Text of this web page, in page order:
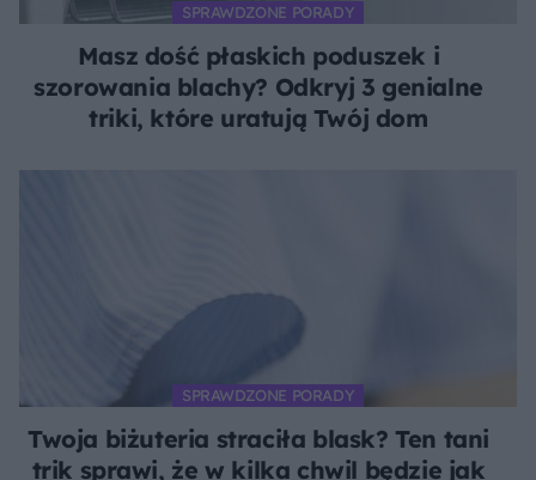
SPRAWDZONE PORADY
Masz dość płaskich poduszek i
szorowania blachy? Odkryj 3 genialne
triki, które uratują Twój dom
SPRAWDZONE PORADY
Twoja biżuteria straciła blask? Ten tani
trik sprawi, że w kilka chwil będzie jak